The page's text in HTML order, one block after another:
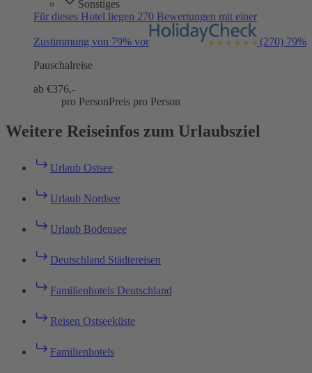
Sonstiges
Für dieses Hotel liegen 270 Bewertungen mit einer
Zustimmung von 79% vor (270) 79%
Pauschalreise
ab €376,-
pro PersonPreis pro Person
Weitere Reiseinfos zum Urlaubsziel
Urlaub Ostsee
Urlaub Nordsee
Urlaub Bodensee
Deutschland Städtereisen
Familienhotels Deutschland
Reisen Ostseeküste
Familienhotels